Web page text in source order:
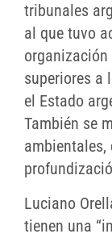
tribunales
al que tuvo
superiores a
el Estado
También se
Luciano
tienen una